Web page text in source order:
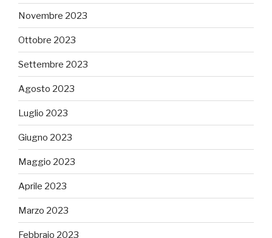
Novembre 2023
Ottobre 2023
Settembre 2023
Agosto 2023
Luglio 2023
Giugno 2023
Maggio 2023
Aprile 2023
Marzo 2023
Febbraio 2023